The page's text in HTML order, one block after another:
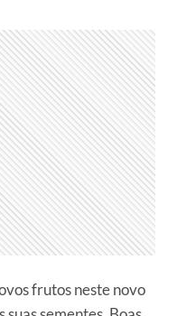
frutos neste novo